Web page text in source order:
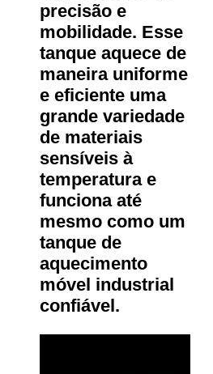
precisão e
mobilidade. Esse
tanque aquece de
maneira uniforme
e eficiente uma
grande variedade
de materiais
sensíveis à
temperatura e
funciona até
mesmo como um
tanque de
aquecimento
móvel industrial
confiável.